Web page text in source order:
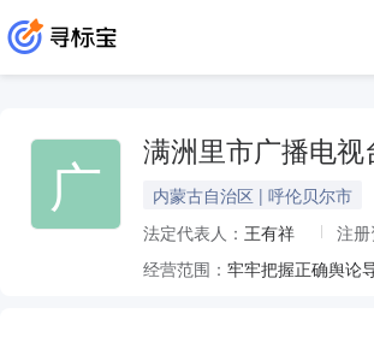
广 满洲里市广播电视
内蒙古自治区 | 呼伦贝尔市
法定代表人： 王有祥 注册
经营范围：